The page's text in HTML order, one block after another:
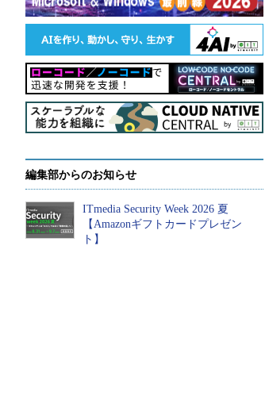
編集部からのお知らせ
ITmedia Security Week 2026 夏
【Amazonギフトカードプレゼン
ト】